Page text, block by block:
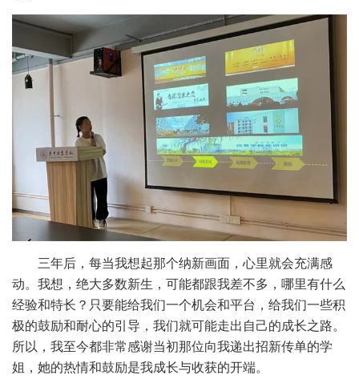
三年后，每当我想起那个纳新画面，心里就会充满感
动。我想，绝大多数新生，可能都跟我差不多，哪里有什么
经验和特长？只要能给我们一个机会和平台，给我们一些积
极的鼓励和耐心的引导，我们就可能走出自己的成长之路。
所以，我至今都非常感谢当初那位向我递出招新传单的学
姐，她的热情和鼓励是我成长与收获的开端。